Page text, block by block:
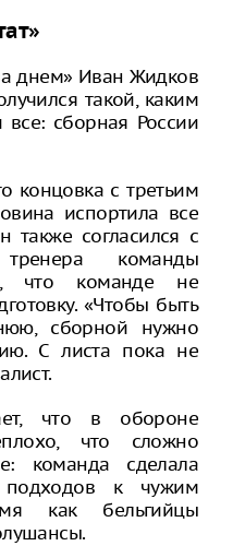
днем» Иван Жидков
такой, каким
сборная России
концовка с третьим
испортила все
также согласился с
команды
что команде не
«Чтобы быть
сборной нужно
С листа пока не
что в обороне
что сложно
команда сделала
подходов к чужим
как бельгийцы